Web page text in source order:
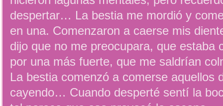
despertar… La bestia me mordió y
en una. Comenzaron a caerse mis
dijo que no me preocupara, que estaba
por una más fuerte, que me saldrían
La bestia comenzó a comerse aquellos
cayendo… Cuando desperté sentí la